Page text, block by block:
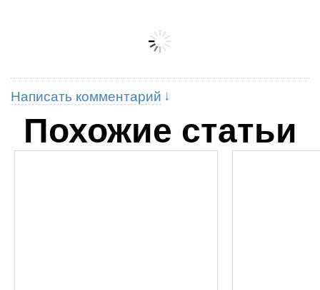
Написать комментарий
Похожие статьи